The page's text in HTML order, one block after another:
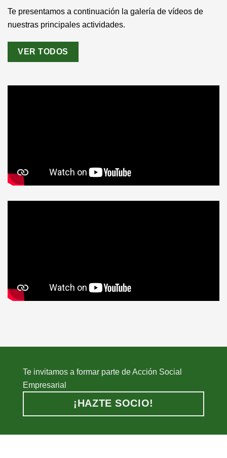
Te presentamos a continuación la galería de vídeos de
nuestras principales actividades.
VER TODOS
Te invitamos a formar parte de Acción Social
Empresarial
¡HAZTE SOCIO!